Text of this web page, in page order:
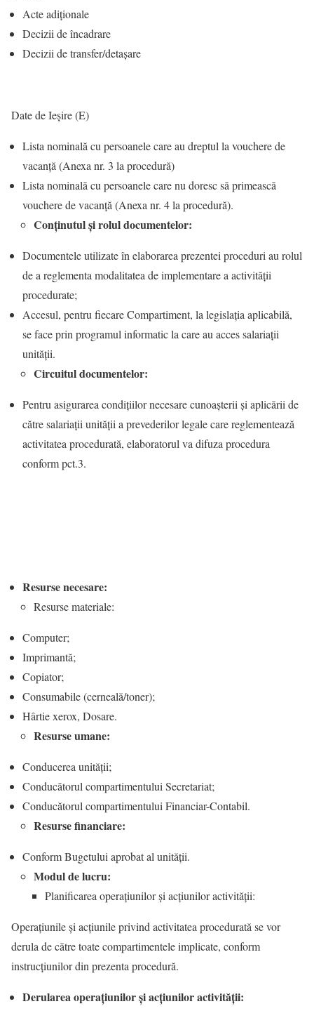
Acte adiționale
Decizii de încadrare
Decizii de transfer/detașare
Date de Ieșire (E)
Lista nominală cu persoanele care au dreptul la vouchere de
vacanță (Anexa nr. 3 la procedură)
Lista nominală cu persoanele care nu doresc să primească
vouchere de vacanță (Anexa nr. 4 la procedură).
Conținutul și rolul documentelor:
Documentele utilizate în elaborarea prezentei proceduri au rolul
de a reglementa modalitatea de implementare a activității
procedurate;
Accesul, pentru fiecare Compartiment, la legislaţia aplicabilă,
se face prin programul informatic la care au acces salariaţii
unității.
Circuitul documentelor:
Pentru asigurarea condiţiilor necesare cunoaşterii și aplicării de
către salariaţii unității a prevederilor legale care reglementează
activitatea procedurată, elaboratorul va difuza procedura
conform pct.3.
Resurse necesare:
Resurse materiale:
Computer;
Imprimantă;
Copiator;
Consumabile (cerneală/toner);
Hârtie xerox, Dosare.
Resurse umane:
Conducerea unității;
Conducătorul compartimentului Secretariat;
Conducătorul compartimentului Financiar-Contabil.
Resurse financiare:
Conform Bugetului aprobat al unității.
Modul de lucru:
Planificarea operațiunilor și acțiunilor activității:
Operațiunile și acțiunile privind activitatea procedurată se vor
derula de către toate compartimentele implicate, conform
instrucțiunilor din prezenta procedură.
Derularea operațiunilor și acțiunilor activității: